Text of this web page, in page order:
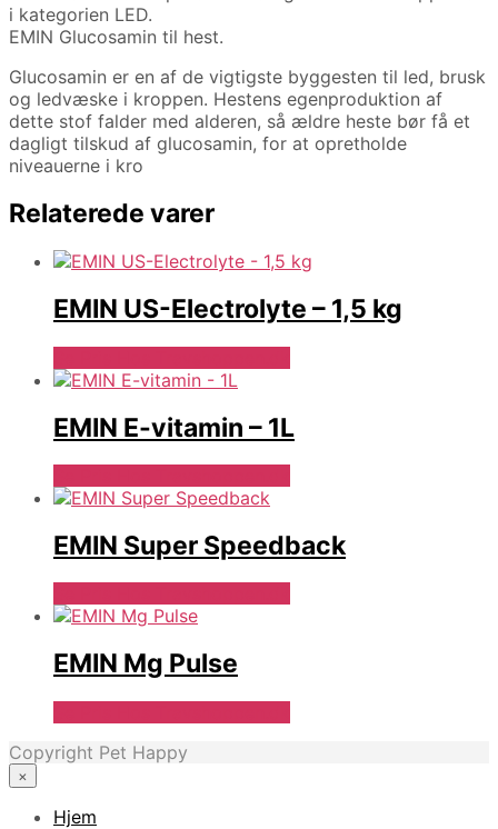
i kategorien LED.
EMIN Glucosamin til hest.
Glucosamin er en af de vigtigste byggesten til led, brusk
og ledvæske i kroppen. Hestens egenproduktion af
dette stof falder med alderen, så ældre heste bør få et
dagligt tilskud af glucosamin, for at opretholde
niveauerne i kro
Relaterede varer
EMIN US-Electrolyte – 1,5 kg
EMIN E-vitamin – 1L
EMIN Super Speedback
EMIN Mg Pulse
Copyright Pet Happy
×
Hjem